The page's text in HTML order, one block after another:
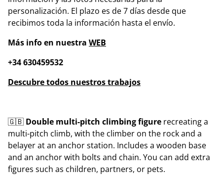
personalización. El plazo es de 7 días desde que
recibimos toda la información hasta el envío.
Más info en nuestra WEB
+34 630459532
Descubre todos nuestros trabajos
🇬🇧 Double multi-pitch climbing figure recreating a
multi-pitch climb, with the climber on the rock and a
belayer at an anchor station. Includes a wooden base
and an anchor with bolts and chain. You can add extra
figures such as children, partners, or pets.